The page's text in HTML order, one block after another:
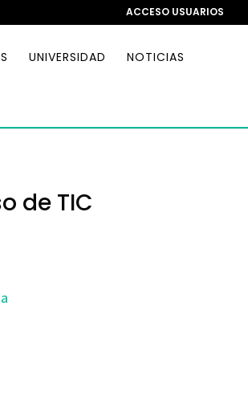
ACCESO USUARIOS
UNIVERSIDAD NOTICIAS
de TIC